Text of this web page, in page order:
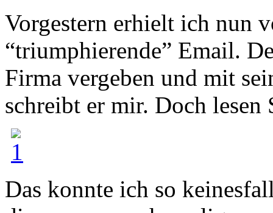
Vorgestern erhielt ich nun
“triumphierende” Email.
Firma vergeben und mit
schreibt er mir. Doch lesen
Das konnte ich so